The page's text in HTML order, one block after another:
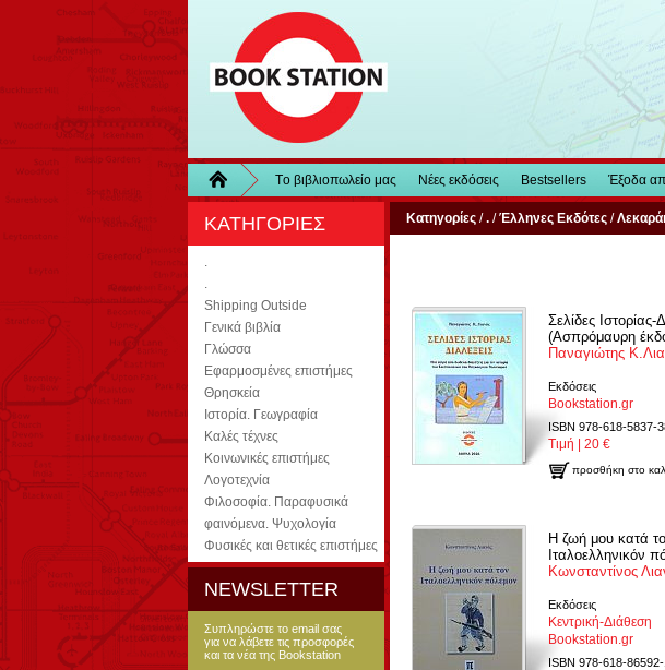
Τo βιβλιοπωλείo μας Νέες εκδόσεις Bestsellers Έξοδα
ΚΑΤΗΓΟΡΙΕΣ
.
.
Shipping Outside
Γενικά βιβλία
Γλώσσα
Εφαρμοσμένες επιστήμες
Θρησκεία
Ιστορία. Γεωγραφία
Καλές τέχνες
Κοινωνικές επιστήμες
Λογοτεχνία
Φιλοσοφία. Παραφυσικά
φαινόμενα. Ψυχολογία
Φυσικές και θετικές επιστήμες
NEWSLETTER
Συπληρώστε το email σας
για να λάβετε τις προσφορές
και τα νέα της Bookstation
Κατηγορίες /. /Έλληνες Εκδότες /
Σελίδες Ιστορίας-
(Ασπρόμαυρη
Παναγιώτης
Εκδόσεις
Bookstation.gr
ISBN 978-618-5837-
Τιμή | 20 €
προσθήκη στο
Η ζωή μου κατά
Ιταλοελληνικόν
Κωνσταντίνος
Εκδόσεις
Κεντρική-Διάθεση
Bookstation.gr
ISBN 978-618-